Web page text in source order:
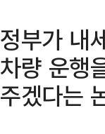
정부가 내
차량 운행
주겠다는